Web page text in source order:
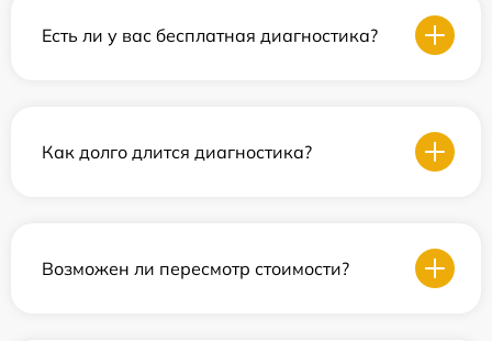
Есть ли у вас бесплатная диагностика?
Как долго длится диагностика?
Возможен ли пересмотр стоимости?